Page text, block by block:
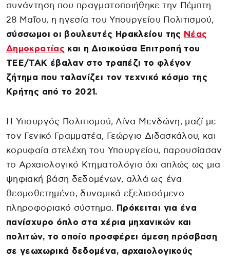
συνάντηση που πραγματοποιήθηκε την Πέμπτη
28 Μαΐου, η ηγεσία του Υπουργείου Πολιτισμού,
σύσσωμοι οι βουλευτές Ηρακλείου της Νέας
Δημοκρατίαςκαι η Διοικούσα Επιτροπή του
ΤΕΕ/ΤΑΚ έβαλαν στο τραπέζι το φλέγον
ζήτημα που ταλανίζει τον τεχνικό κόσμο της
Κρήτης από το 2021.
Η Υπουργός Πολιτισμού, Λίνα Μενδώνη, μαζί με
τον Γενικό Γραμματέα, Γεώργιο Διδασκάλου, και
κορυφαία στελέχη του Υπουργείου, παρουσίασαν
το Αρχαιολογικό Κτηματολόγιο όχι απλώς ως μια
ψηφιακή βάση δεδομένων, αλλά ως ένα
θεσμοθετημένο, δυναμικά εξελισσόμενο
πληροφοριακό σύστημα. Πρόκειται για ένα
πανίσχυρο όπλο στα χέρια μηχανικών και
πολιτών, το οποίο προσφέρει άμεση πρόσβαση
σε γεωχωρικά δεδομένα, αρχαιολογικούς